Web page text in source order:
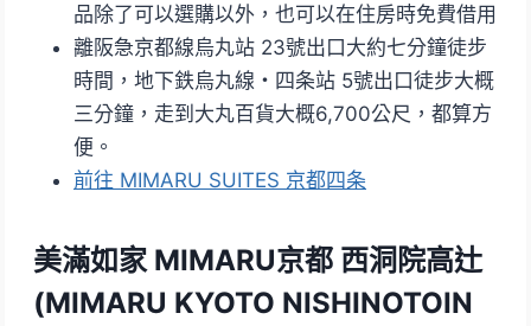
品除了可以選購以外，也可以在住房時免費借用
離阪急京都線烏丸站 23號出口大約七分鐘徒步
時間，地下鉄烏丸線・四条站 5號出口徒步大概
三分鐘，走到大丸百貨大概6,700公尺，都算方
便。
前往 MIMARU SUITES 京都四条
美滿如家 MIMARU京都 西洞院高辻
(MIMARU KYOTO NISHINOTOIN